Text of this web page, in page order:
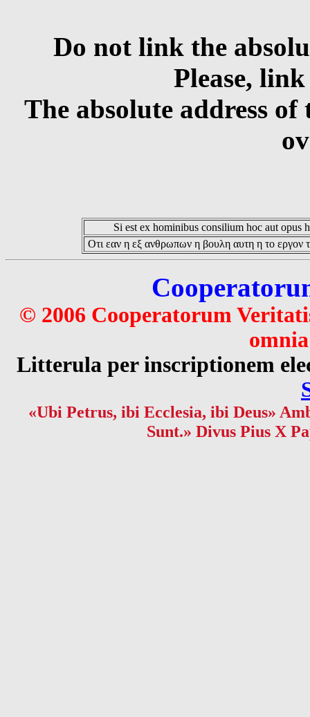
Do not link the
Please,
The absolute address
Si est ex hominibus consilium hoc aut opus
Οτι εαν η εξ ανθρωπων η βουλη αυτη η το εργον
© 2006 Cooperatorum
Litterula per inscriptionem
«Ubi Petrus, ibi Ecclesia, ibi Deus»
Sunt.» Divus Pius X